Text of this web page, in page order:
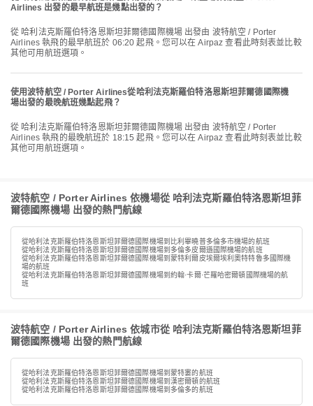
Airlines 出發的最早航班是幾點出發的？
從 哈利法克斯羅伯特洛恩斯坦菲爾德國際機場 出發由 波特航空 / Porter
Airlines 執飛的最早航班於 06:20 起飛。您可以在 Airpaz 查看此時刻表並比較
其他可用航班選項。
使用波特航空 / Porter Airlines從哈利法克斯羅伯特洛恩斯坦菲爾德國際機
場出發的最晚航班幾點起飛？
從 哈利法克斯羅伯特洛恩斯坦菲爾德國際機場 出發由 波特航空 / Porter
Airlines 執飛的最晚航班於 18:15 起飛。您可以在 Airpaz 查看此時刻表並比較
其他可用航班選項。
波特航空 / Porter Airlines 依機場從 哈利法克斯羅伯特洛恩斯坦菲
爾德國際機場 出發的熱門航線
從哈利法克斯羅伯特洛恩斯坦菲爾德國際機場到比利畢曉普多倫多市機場的航班
從哈利法克斯羅伯特洛恩斯坦菲爾德國際機場到多倫多皮爾遜國際機場的航班
從哈利法克斯羅伯特洛恩斯坦菲爾德國際機場到蒙特利爾皮埃爾埃利奧特特魯多國際機
場的航班
從哈利法克斯羅伯特洛恩斯坦菲爾德國際機場到約翰·卡爾·芒羅哈密爾頓國際機場的航
班
波特航空 / Porter Airlines 依城市從 哈利法克斯羅伯特洛恩斯坦菲
爾德國際機場 出發的熱門航線
從哈利法克斯羅伯特洛恩斯坦菲爾德國際機場到蒙特婁的航班
從哈利法克斯羅伯特洛恩斯坦菲爾德國際機場到漢密爾頓的航班
從哈利法克斯羅伯特洛恩斯坦菲爾德國際機場到多倫多的航班